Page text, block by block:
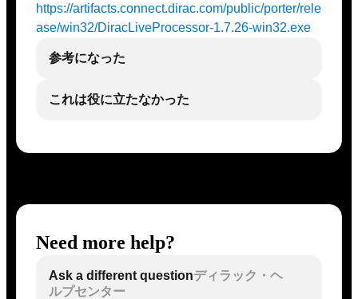
https://artifacts.connect.dirac.com/public/porter/rele
ase/win32/DiracLiveProcessor-1.7.26-win32.exe
参考になった
これは役に立たなかった
Need more help?
Ask a different questionディラック・ヘ
ルプセンター